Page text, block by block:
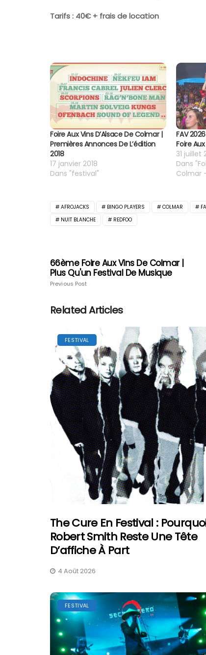
Tarifs : 40€ + frais de location
Foire Aux Vins D’Alsace De Colmar |
Premières Annonces De L’édition
2018
17 janvier 2018
Dans "festival"
FAV
Foire
31 juillet
Dans
Colmar -
AFROJACKS BINGO PLAYERS COLMAR
NUIT BLANCHE
REDFOO
66ème Foire Aux Vins De Colmar |
Plus Qu'un Festival De Musique
Previous Post
Related Articles
FESTIVAL
The Cure En Festival :
Robert Smith Reste Une Tête
D’affiche À Part
4 Août 2026
FESTIVAL